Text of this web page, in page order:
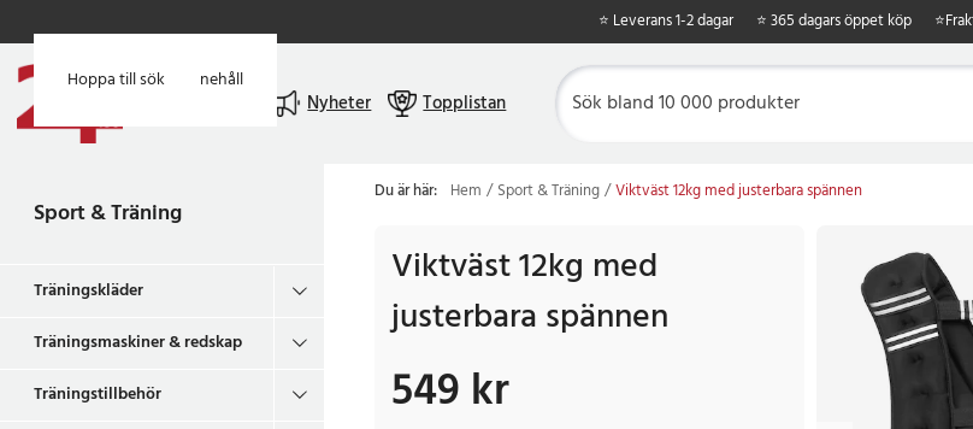
Hoppa till huvudinnehåll
Hoppa till sök
⭐ Leverans 1-2 dagar ⭐ 365 dagars öppet köp ⭐
Nyheter Topplistan
Sport & Träning
Träningskläder
Träningsmaskiner & redskap
Träningstillbehör
Du är här: Hem Sport & Träning Viktväst 12kg med justerbara spännen
Viktväst 12kg med
justerbara spännen
Pris :549 kr
549 kr